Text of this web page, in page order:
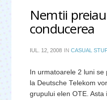
Nemtii preiau
conducerea
IUL. 12, 2008 IN CASUAL
In urmatoarele 2 luni
la Deutsche Telekom
grupului elen OTE. Asta